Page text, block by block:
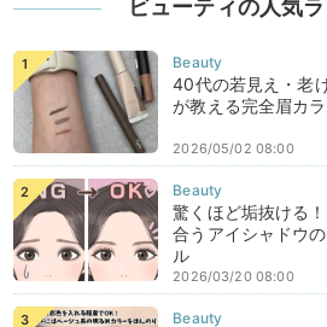
ビューティの人気
40代の若見え・老
が教える完全眉カ
2026/05/02 08:00
驚くほど垢抜ける
合うアイシャドウ
ル
2026/03/20 08:00